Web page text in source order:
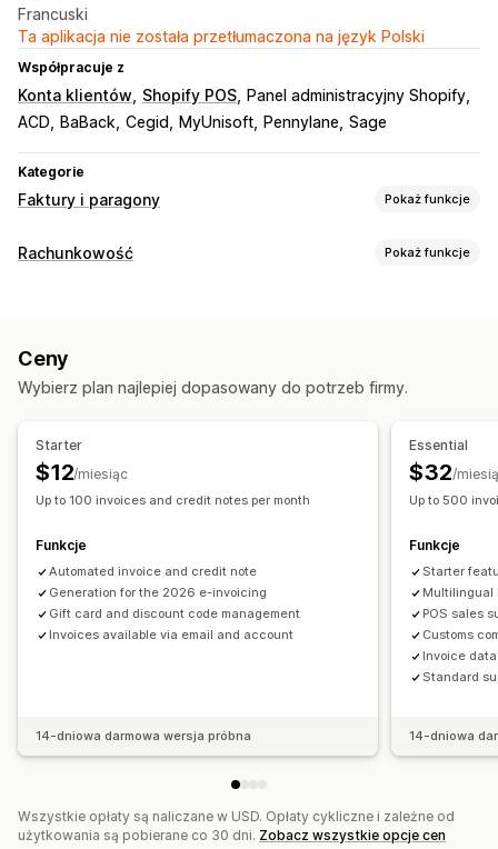
Francuski
Ta aplikacja nie została przetłumaczona na język Polski
Współpracuje z
Konta klientów Shopify POS
Panel administracyjny Shopify
ACD
BaBack Cegid MyUnisoft Pennylane Sage
Kategorie
Faktury i paragony Pokaż funkcje
Typy dokumentów
Kolor i czcionka
Adres e-mail nadawcy
Wielojęzyczne
Nazwy plików
Generowanie plików PDF
Raporty
Bezpieczeństwo danych Numeracja porządkowa
Rachunkowość Pokaż funkcje
Niestandardowe raporty
Wiele kanałów
Automatyczna synchronizacja danych
Ceny
Wybierz plan najlepiej dopasowany do potrzeb firmy.
Starter
$12/miesiąc
Up to 100 invoices and credit notes per month
Funkcje
Automated invoice and credit note
Generation for the 2026 e-invoicing
Gift card and discount code management
Invoices available via email and account
14-dniowa darmowa wersja próbna
Essential
$32/
Up to 500
Funkcje
Starter
Multilingual
POS sales
Customs
Invoice
Standard
14-dniowa
Wszystkie opłaty są naliczane w USD. Opłaty cykliczne i zależne od
użytkowania są pobierane co 30 dni. Zobacz wszystkie opcje cen